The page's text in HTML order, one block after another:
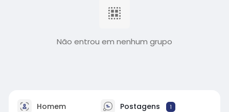
Não entrou em nenhum grupo
Homem Postagens 1